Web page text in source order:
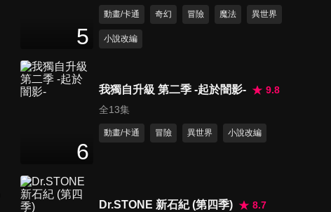
5
動畫/卡通 奇幻 冒險 魔法 異世界
小說改編
6
我獨自升級 第二季 -起於闇影-
9.8
全13集
動畫/卡通 冒險 異世界 小說改編
Dr.STONE 新石紀 (第四季)
8.7